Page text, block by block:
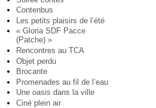
Contenbus
Les petits plaisirs de l’été
« Gloria SDF Pacce
(Patche) »
Rencontres au TCA
Objet perdu
Brocante
Promenades au fil de l’eau
Une oasis dans la ville
Ciné plein air